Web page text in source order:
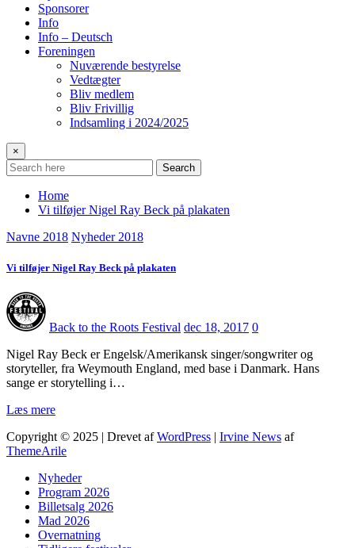
Sponsorer
Info
Info – Deutsch
Foreningen
Nuværende bestyrelse
Vedtægter
Bliv medlem
Bliv Frivillig
Indsamling i 2024/2025
×
Search
Home
Vi tilføjer Nigel Ray Beck på plakaten
Navne 2018 Nyheder 2018
Vi tilføjer Nigel Ray Beck på plakaten
Back to the Roots Festival dec 18, 2017 0
Nigel Ray Beck er Engelsk/Amerikansk singer/songwriter og
storyteller, fra Weymouth England, med base i Danmark. Hans
sange er storytelling i…
Læs mere
Copyright © 2025 | Drevet afWordPress | Irvine News af
ThemeArile
Nyheder
Program 2026
Billetsalg 2026
Mad 2026
Overnatning